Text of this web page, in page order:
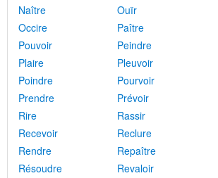
Naître
Ouïr
Occire
Paître
Pouvoir
Peindre
Plaire
Pleuvoir
Poindre
Pourvoir
Prendre
Prévoir
Rire
Rassir
Recevoir
Reclure
Rendre
Repaître
Résoudre
Revaloir